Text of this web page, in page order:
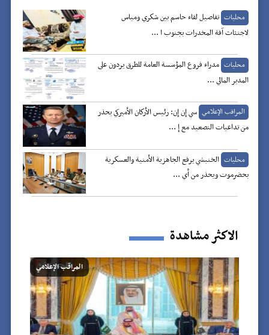
محليات تفاصيل لقاء حاسم بين شكري ومياس
لاجتثاث آفة المخدرات بجنوب ا ...
محليات مدراء فروع المؤسسة العامة للطرق يردون على
المدير المالي ...
المراقب الإعلامي سي إن إن: رئيس الأركان الأميركي يحذر
من تداعيات التصعيد مع إ ...
محليات الخنبشي يرفع الجاهزية الأمنية والعسكرية
بحضرموت ويحذر من أي ...
الاكثر مشاهدة
المراقب الإعلامي